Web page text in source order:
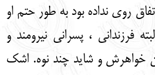
روی نداده بود به طور حتم او
، پسرانی نیرومند و
خواهرش و شاید چند نوه. اشک